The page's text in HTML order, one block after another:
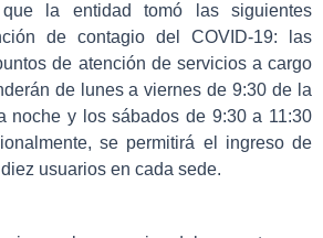
que la entidad tomó las siguientes
de contagio del COVID-19: las
de atención de servicios a cargo
de lunes a viernes de 9:30 de la
noche y los sábados de 9:30 a 11:30
se permitirá el ingreso de
usuarios en cada sede.